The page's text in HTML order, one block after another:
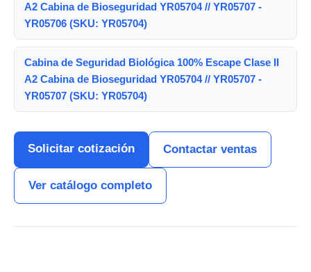
A2 Cabina de Bioseguridad YR05704 // YR05707 -
YR05706 (SKU: YR05704)
Cabina de Seguridad Biológica 100% Escape Clase II
A2 Cabina de Bioseguridad YR05704 // YR05707 -
YR05707 (SKU: YR05704)
Solicitar cotización Contactar ventas
Ver catálogo completo